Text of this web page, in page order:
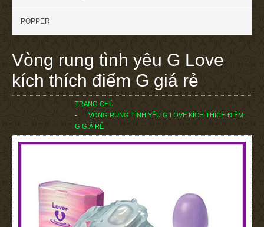
POPPER
Vòng rung tình yêu G Love
kích thích điểm G giá rẻ
TRANG CHỦ
VÒNG RUNG TÌNH YÊU G LOVE KÍCH THÍCH ĐIỂM
G GIÁ RẺ